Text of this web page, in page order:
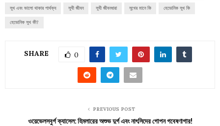
সুখ এবং ভালো থাকার পার্থক্য সুখী জীবন সুখী জীবনধারা সুখের মানে কি হেডোনিক সুখ কি
হেডোনিক সুখ কী?
SHARE 0
PREVIOUS POST
ওয়েভেলসবুর্গ ক্যাসেল: হিমলারের অশুভ দুর্গ এবং নাৎসিদের গোপন গবেষণাগার!